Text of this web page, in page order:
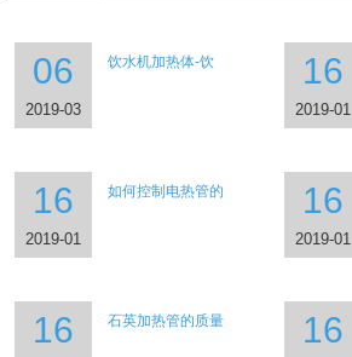
06
2019-03
饮水机加热体-饮 16
2019-01
16
2019-01
如何控制电热管的 16
2019-01
16 石英加热管的质量 16